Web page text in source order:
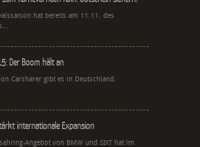
hat bereits am 11.11. des
Der Boom hält an
Carsharer gibt es in Deutschland.
internationale Expansion
Angebot von BMW und SIXT hat im